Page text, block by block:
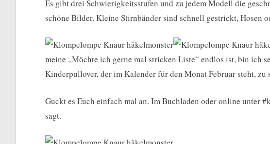
Es gibt drei Schwierigkeitsstufen und zu jedem Modell die
schöne Bilder. Kleine Stirnbänder sind schnell gestrickt, Hosen
meine „Möchte ich gerne mal stricken Liste“ endlos ist, bin ich
Kinderpullover, der im Kalender für den Monat Februar steht,
Guckt es Euch einfach mal an. Im Buchladen oder online unter
sagt.